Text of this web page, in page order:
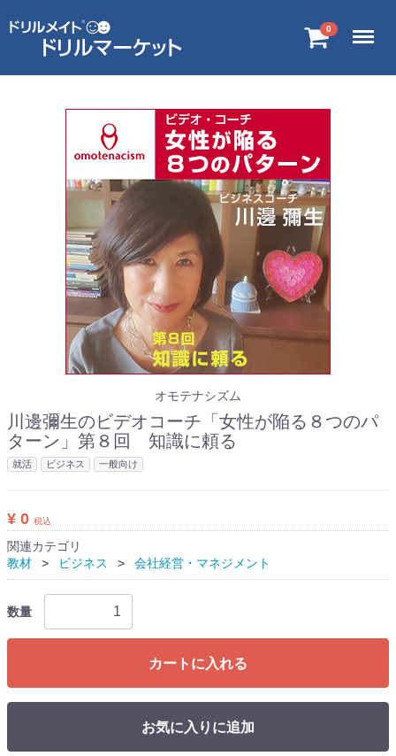
0
オモテナシズム
川邊彌生のビデオコーチ「女性が陥る８つのパ
ターン」第８回 知識に頼る
就活 ビジネス 一般向け
¥ 0 税込
関連カテゴリ
教材
ビジネス 会社経営・マネジメント
数量
カートに入れる
お気に入りに追加